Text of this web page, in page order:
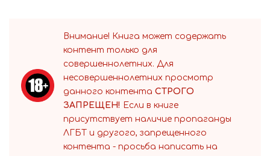
Внимание! Книга может содержать
контент только для
совершеннолетних. Для
несовершеннолетних просмотр
данного контента СТРОГО
ЗАПРЕЩЕН! Если в книге
присутствует наличие пропаганды
ЛГБТ и другого, запрещенного
контента - просьба написать на